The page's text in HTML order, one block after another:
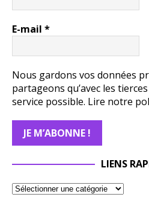
E-mail *
Nous gardons vos données
partageons qu’avec les
service possible. Lire notre
LIENS